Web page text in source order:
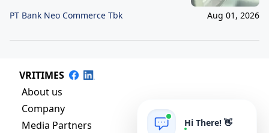
PT Bank Neo Commerce Tbk Aug 01, 2026
VRITIMES
About us
Company
Media Partners
Hi There! 👋